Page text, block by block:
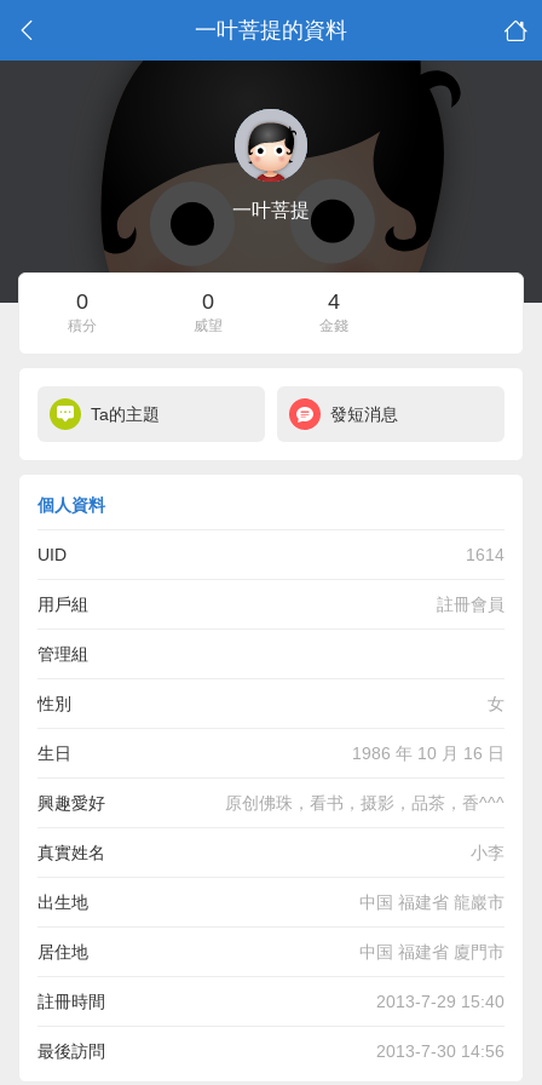
一叶菩提的資料
一叶菩提
0
積分
0
威望
4
金錢
Ta的主題 發短消息
個人資料
UID 1614
用戶組 註冊會員
管理組
性別 女
生日 1986 年 10 月 16 日
興趣愛好 原创佛珠，看书，摄影，品茶，香^^^
真實姓名 小李
出生地 中国 福建省 龍巖市
居住地 中国 福建省 廈門市
註冊時間 2013-7-29 15:40
最後訪問 2013-7-30 14:56